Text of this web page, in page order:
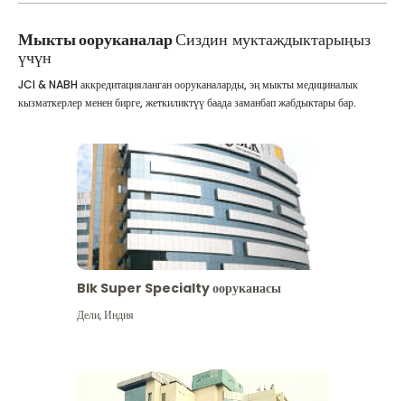
Мыкты ооруканаларСиздин муктаждыктарыңыз
үчүн
JCI & NABH аккредитацияланган ооруканаларды, эң мыкты медициналык
кызматкерлер менен бирге, жеткиликтүү баада заманбап жабдыктары бар.
Blk Super Specialty ооруканасы
Дели,Индия